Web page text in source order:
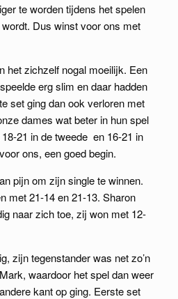
te worden tijdens het spelen
Dus winst voor ons met
het zichzelf nogal moeilijk. Een
erg slim en daar hadden
set ging dan ook verloren met
dames wat beter in hun spel
21 in de tweede en 16-21 in
ons, een goed begin.
pijn om zijn single te winnen.
met 21-14 en 21-13. Sharon
naar zich toe, zij won met 12-
zijn tegenstander was net zo’n
waardoor het spel dan weer
kant op ging. Eerste set